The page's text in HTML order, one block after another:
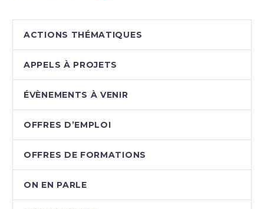
ACTIONS THÉMATIQUES
APPELS À PROJETS
ÉVÈNEMENTS À VENIR
OFFRES D’EMPLOI
OFFRES DE FORMATIONS
ON EN PARLE